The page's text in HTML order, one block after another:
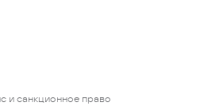
и санкционное право